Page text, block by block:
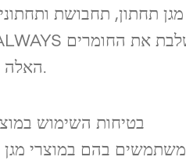
מגן תחתון, תחבושת
האלה בעיצובים הייחודיים שלנו כדי להעניק לך נוחות והגנה אמינה.
בטיחות השימוש
משתמשים בהם במוצרי מגן